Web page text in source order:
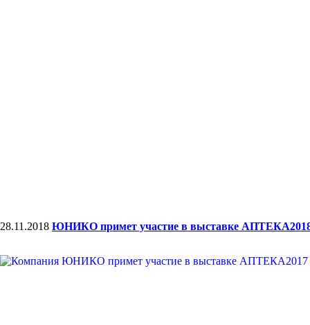
28.11.2018 ЮНИКО примет участие в выставке